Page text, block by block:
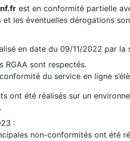
est en conformité partielle
les éventuelles dérogations
en date du 09/11/2022 par
RGAA sont respectés.
du service en ligne
ont été réalisés sur un
:
non-conformités ont été